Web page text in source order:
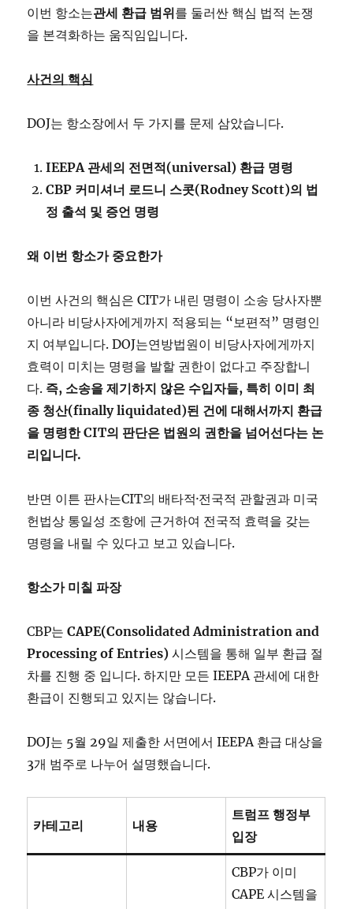
이번 항소는관세 환급 범위를 둘러싼 핵심 법적 논쟁
을 본격화하는 움직임입니다.
사건의 핵심
DOJ는 항소장에서 두 가지를 문제 삼았습니다.
IEEPA 관세의 전면적(universal) 환급 명령
CBP 커미셔너 로드니 스콧(Rodney Scott)의 법
정 출석 및 증언 명령
왜 이번 항소가 중요한가
이번 사건의 핵심은 CIT가 내린 명령이 소송 당사자뿐
아니라 비당사자에게까지 적용되는 “보편적” 명령인
지 여부입니다. DOJ는연방법원이 비당사자에게까지
효력이 미치는 명령을 발할 권한이 없다고 주장합니
다. 즉, 소송을 제기하지 않은 수입자들, 특히 이미 최
종 청산(finally liquidated)된 건에 대해서까지 환급
을 명령한 CIT의 판단은 법원의 권한을 넘어선다는 논
리입니다.
반면 이튼 판사는CIT의 배타적·전국적 관할권과 미국
헌법상 통일성 조항에 근거하여 전국적 효력을 갖는
명령을 내릴 수 있다고 보고 있습니다.
항소가 미칠파장
CBP는CAPE(Consolidated Administration and
Processing of Entries) 시스템을 통해 일부 환급 절
차를 진행 중 입니다. 하지만 모든 IEEPA 관세에 대한
환급이 진행되고 있지는 않습니다.
DOJ는 5월 29일 제출한 서면에서 IEEPA 환급 대상을
3개 범주로 나누어 설명했습니다.
카테고리 내용
트럼프 행정부
입장
CBP가 이미
CAPE 시스템을